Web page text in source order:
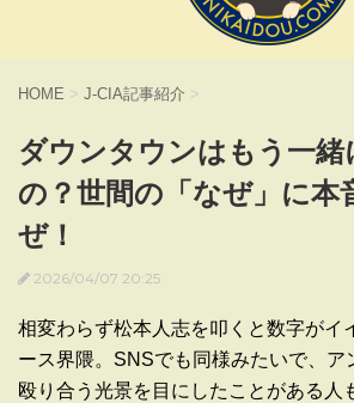
HOME > J-CIA記事紹介 >
ダウンタウンはもう一
の？世間の「なぜ」に本
ぜ！
2026/04/07 20:25
相変わらず松本人志を叩くと数字がイ
ース界隈。SNSでも同様みたいで、ア
殴り合う光景を 目にしたことがある人